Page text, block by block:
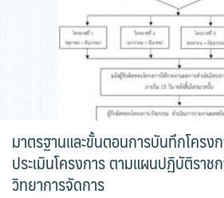
มาตรฐานและขั้นตอนการบันทึกโครง
ประเมินโครงการ ตามแผนปฏิบัติราช
วิทยาการจัดการ